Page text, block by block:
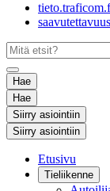
Hae
Hae
Siirry asiointiin
Siirry asiointiin
Etusivu
Tieliikenne